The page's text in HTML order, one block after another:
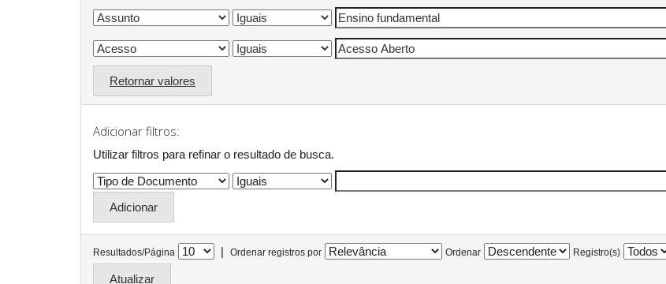
Retornar valores
Adicionar filtros:
Utilizar filtros para refinar o resultado de busca.
Resultados/Página | Ordenar registros por Ordenar Registro(s)